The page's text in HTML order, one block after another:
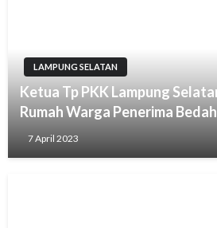
LAMPUNG SELATAN
Ketua Tp PKK Lampung
Rumah Warga Penerima
7 April 2023